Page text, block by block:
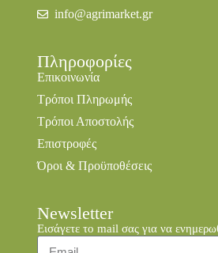
info@agrimarket.gr
Πληροφορίες
Επικοινωνία
Τρόποι Πληρωμής
Τρόποι Αποστολής
Επιστροφές
Όροι & Προϋποθέσεις
Newsletter
Εισάγετε το mail σας για να